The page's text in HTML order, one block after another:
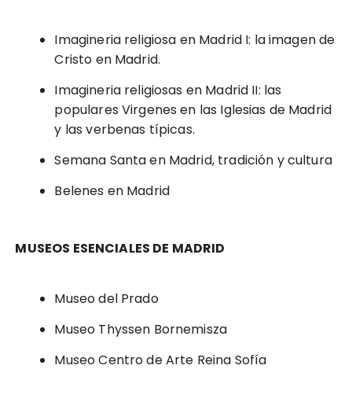
Imagineria religiosa en Madrid I: la imagen de
Cristo en Madrid.
Imagineria religiosas en Madrid II: las
populares Virgenes en las Iglesias de Madrid
y las verbenas típicas.
Semana Santa en Madrid, tradición y cultura
Belenes en Madrid
MUSEOS ESENCIALES DE MADRID
Museo del Prado
Museo Thyssen Bornemisza
Museo Centro de Arte Reina Sofía